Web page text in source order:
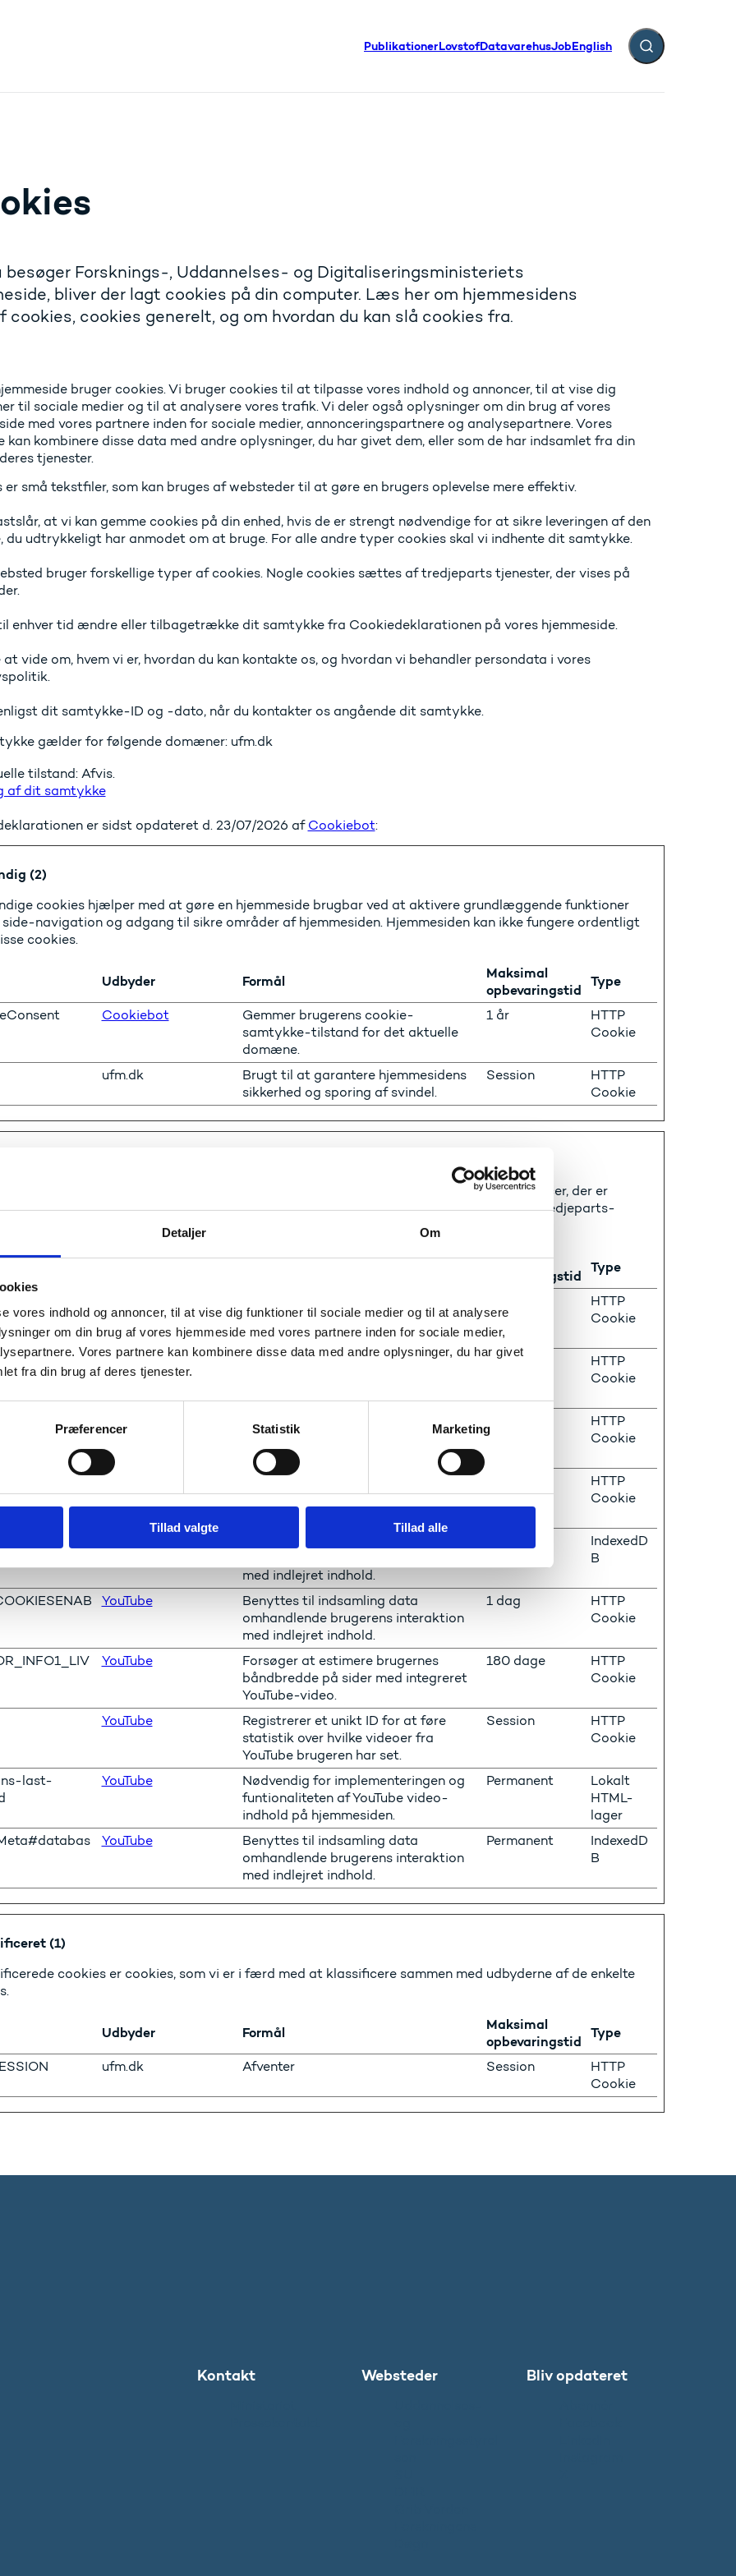
Detaljer Om
vores indhold og annoncer, til at vise dig funktioner til sociale medier og til at analysere
om din brug af vores hjemmeside med vores partnere inden for sociale medier,
Vores partnere kan kombinere disse data med andre oplysninger, du har givet
fra din brug af deres tjenester.
Præferencer Statistik Marketing
Tillad valgte Tillad alle
PublikationerLovstofDatavarehusJobEnglish Fold søgefelt ud
links- Flere links
besøger Forsknings-, Uddannelses- og Digitaliseringsministeriets
bliver der lagt cookies på din computer. Læs her om hjemmesidens
cookies, cookies generelt, og om hvordan du kan slå cookies fra.
bruger cookies. Vi bruger cookies til at tilpasse vores indhold og annoncer, til at vise dig
til sociale medier og til at analysere vores trafik. Vi deler også oplysninger om din brug af vores
med vores partnere inden for sociale medier, annonceringspartnere og analysepartnere. Vores
kan kombinere disse data med andre oplysninger, du har givet dem, eller som de har indsamlet fra din
tjenester.
er små tekstfiler, som kan bruges af websteder til at gøre en brugers oplevelse mere effektiv.
at vi kan gemme cookies på din enhed, hvis de er strengt nødvendige for at sikre leveringen af den
du udtrykkeligt har anmodet om at bruge. For alle andre typer cookies skal vi indhente dit samtykke.
bruger forskellige typer af cookies. Nogle cookies sættes af tredjeparts tjenester, der vises på
enhver tid ændre eller tilbagetrække dit samtykke fra Cookiedeklarationen på vores hjemmeside.
at vide om, hvem vi er, hvordan du kan kontakte os, og hvordan vi behandler persondata i vores
dit samtykke-ID og -dato, når du kontakter os angående dit samtykke.
gælder for følgende domæner: ufm.dk
tilstand: Afvis.
af dit samtykke
er sidst opdateret d. 23/07/2026 af Cookiebot:
(2)
cookies hjælper med at gøre en hjemmeside brugbar ved at aktivere grundlæggende funktioner
side-navigation og adgang til sikre områder af hjemmesiden. Hjemmesiden kan ikke fungere ordentligt
cookies.
Udbyder Formål
Maksimal
opbevaringstid
Type
Cookiebot
Gemmer brugerens cookie-
samtykke-tilstand for det aktuelle
domæne.
1 år
HTTP
Cookie
ufm.dk
Brugt til at garantere hjemmesidens
sikkerhed og sporing af svindel.
Session
HTTP
Cookie
cookies bruges til at spore brugere på tværs af websites. Hensigten er at vise annoncer, der er
og engagerende for den enkelte bruger, og dermed mere værdifulde for udgivere og tredjeparts-
Maksimal
opbevaringstid
Type
omhandlende brugerens interaktion
med indlejret indhold.
HTTP
Cookie
YEC YouTube
Gemmer brugerens video-afspiller-
Session
HTTP
Cookie
YNID
Benyttes til indsamling data
omhandlende brugerens interaktion
med indlejret indhold.
HTTP
Cookie
omhandlende brugerens interaktion
HTTP
Cookie
med indlejret indhold.
IndexedD
B
YouTube
Benyttes til indsamling data
omhandlende brugerens interaktion
med indlejret indhold.
1 dag
HTTP
Cookie
YouTube
Forsøger at estimere brugernes
båndbredde på sider med integreret
YouTube-video.
180 dage
HTTP
Cookie
YouTube
Registrerer et unikt ID for at føre
statistik over hvilke videoer fra
YouTube brugeren har set.
Session
HTTP
Cookie
last-
YouTube
Nødvendig for implementeringen og
funtionaliteten af YouTube video-
indhold på hjemmesiden.
Permanent
Lokalt
HTML-
lager
YouTube
Benyttes til indsamling data
omhandlende brugerens interaktion
med indlejret indhold.
Permanent
IndexedD
B
(1)
cookies er cookies, som vi er i færd med at klassificere sammen med udbyderne af de enkelte
Udbyder Formål
Maksimal
opbevaringstid
Type
ufm.dk Afventer Session
HTTP
Cookie
Kontakt Websteder Bliv opdateret